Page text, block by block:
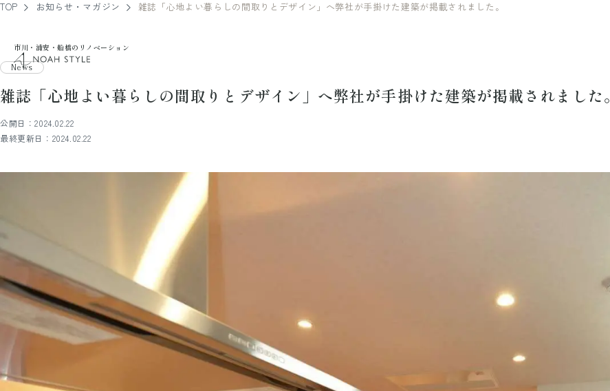
市川・浦安・船橋のリノベーション
noah style
TOP お知らせ・マガジン 雑誌「心地よい暮らしの間取りとデザイン」へ弊社が手掛けた建築が掲載されました。
News
雑誌「心地よい暮らしの間取りとデザイン」へ弊社が手掛けた建築が掲載されました。
公開日：2024.02.22
最終更新日：2024.02.22